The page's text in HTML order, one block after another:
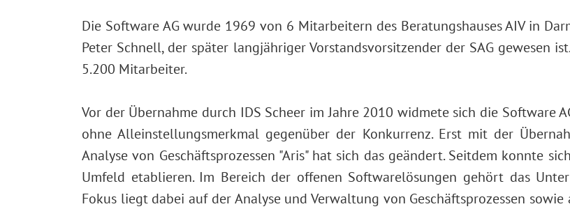
Die Software AG wurde 1969 von 6 Mitarbeitern des Beratungshauses AIV in
Peter Schnell, der später langjähriger Vorstandsvorsitzender der SAG gewesen
5.200 Mitarbeiter.
Vor der Übernahme durch IDS Scheer im Jahre 2010 widmete sich die Software
ohne Alleinstellungsmerkmal gegenüber der Konkurrenz. Erst mit der
Analyse von Geschäftsprozessen "Aris" hat sich das geändert. Seitdem konnte
Umfeld etablieren. Im Bereich der offenen Softwarelösungen gehört das
Fokus liegt dabei auf der Analyse und Verwaltung von Geschäftsprozessen